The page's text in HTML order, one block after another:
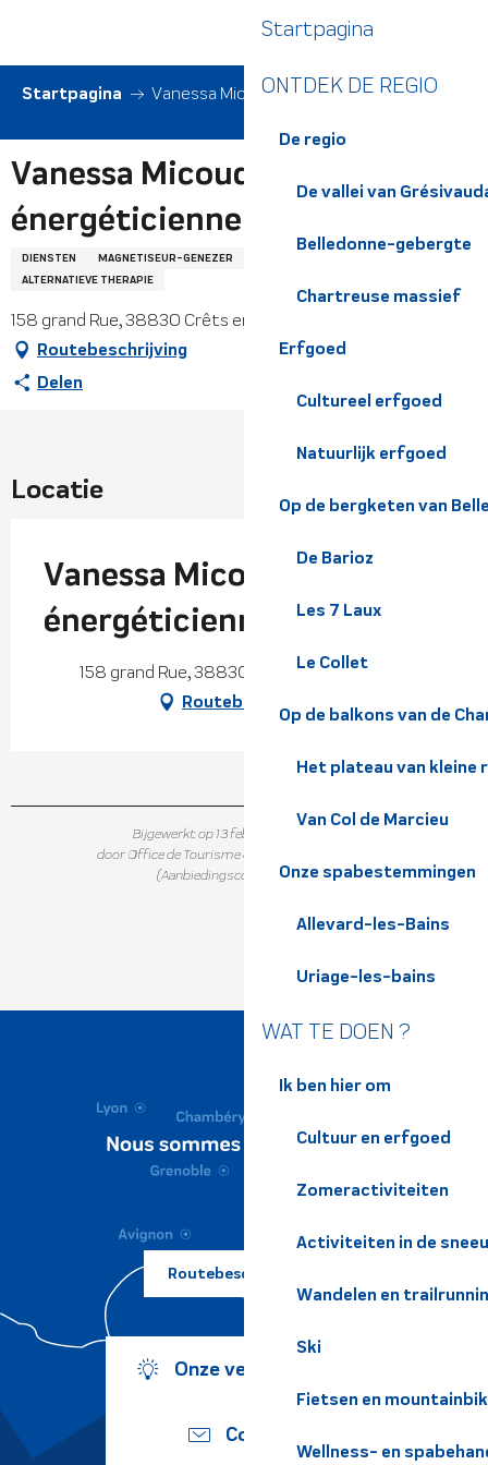
contenu
principal
Startpagina
ONTDEK DE REGIO
De regio
De vallei van
Belledonne-gebergte
Chartreuse massief
Erfgoed
Cultureel erfgoed
Natuurlijk erfgoed
Op de bergketen van
De Barioz
Les 7 Laux
Le Collet
Op de balkons van de
Het plateau van kleine
Van Col de Marcieu
Onze spabestemmingen
Allevard-les-Bains
Uriage-les-bains
WAT TE DOEN ?
Ik ben hier om
Cultuur en erfgoed
Zomeractiviteiten
Activiteiten in de
Wandelen en
Ski
Fietsen en
Wellness- en
Startpagina Vanessa Micoud - énergéticienne
Vanessa Micoud -
énergéticienne
DIENSTEN MAGNETISEUR-GENEZER
ALTERNATIEVE THERAPIE
158 grand Rue, 38830 Crêts en Belledonne
Routebeschrijving
Delen
Locatie
Vanessa Micoud -
énergéticienne
158 grand Rue, 38830 Crêts en Belledonne
Routebeschrijving
Bijgewerkt op 13 februari 2026 in 12:10
door Office de Tourisme de Belledonne Chartreuse
(Aanbiedingscode :
7506890)
Routebeschrijving ?
Onze verplichtingen
Contact